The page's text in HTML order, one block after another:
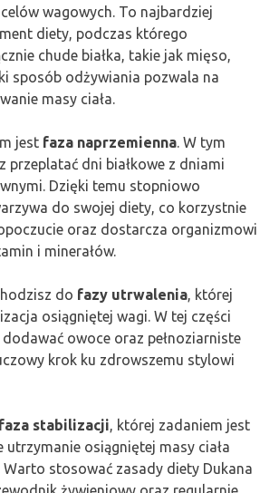
wagowych. To najbardziej
diety, podczas którego
chude białka, takie jak mięso,
sposób odżywiania pozwala na
masy ciała.
jest faza naprzemienna. W tym
przeplatać dni białkowe z dniami
Dzięki temu stopniowo
do swojej diety, co korzystnie
oraz dostarcza organizmowi
i minerałów.
do fazy utrwalenia, której
osiągniętej wagi. W tej części
owoce oraz pełnoziarniste
krok ku zdrowszemu stylowi
faza stabilizacji, której zadaniem jest
utrzymanie osiągniętej masy ciała
Warto stosować zasady diety Dukana